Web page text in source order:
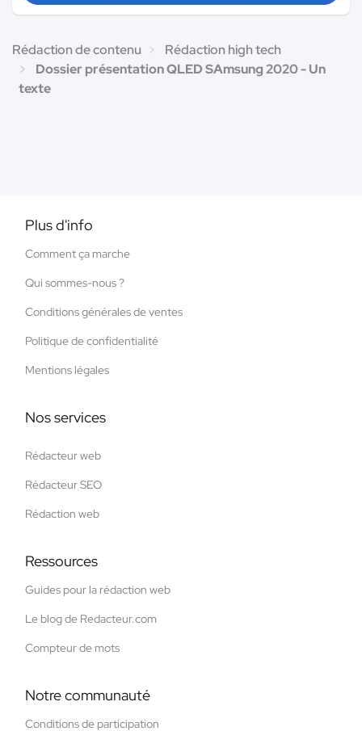
Rédaction de contenu
Rédaction high tech
Dossier présentation QLED SAmsung 2020 - Un
texte
Plus d'info
Comment ça marche
Qui sommes-nous ?
Conditions générales de ventes
Politique de confidentialité
Mentions légales
Nos services
Rédacteur web
Rédacteur SEO
Rédaction web
Ressources
Guides pour la rédaction web
Le blog de Redacteur.com
Compteur de mots
Notre communauté
Conditions de participation